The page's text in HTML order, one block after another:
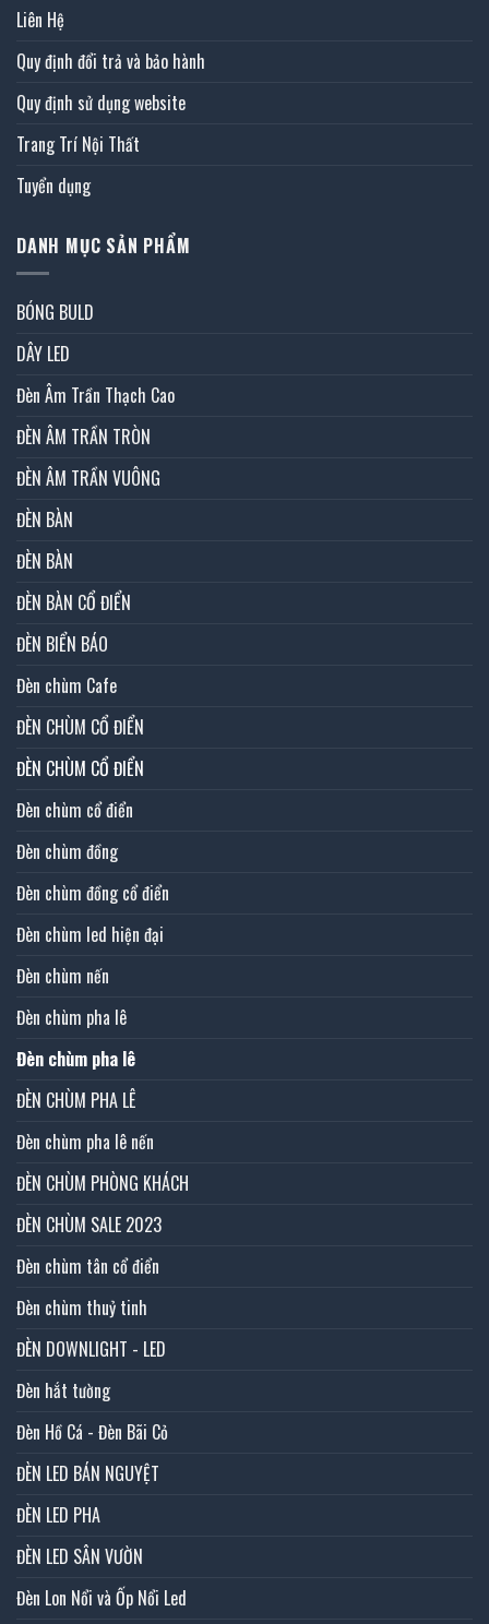
Liên Hệ
Quy định đổi trả và bảo hành
Quy định sử dụng website
Trang Trí Nội Thất
Tuyển dụng
DANH MỤC SẢN PHẨM
BÓNG BULD
DÂY LED
Đèn Âm Trần Thạch Cao
ĐÈN ÂM TRẦN TRÒN
ĐÈN ÂM TRẦN VUÔNG
ĐÈN BÀN
ĐÈN BÀN
ĐÈN BÀN CỔ ĐIỂN
ĐÈN BIỂN BÁO
Đèn chùm Cafe
ĐÈN CHÙM CỔ ĐIỂN
ĐÈN CHÙM CỔ ĐIỂN
Đèn chùm cổ điển
Đèn chùm đồng
Đèn chùm đồng cổ điển
Đèn chùm led hiện đại
Đèn chùm nến
Đèn chùm pha lê
Đèn chùm pha lê
ĐÈN CHÙM PHA LÊ
Đèn chùm pha lê nến
ĐÈN CHÙM PHÒNG KHÁCH
ĐÈN CHÙM SALE 2023
Đèn chùm tân cổ điển
Đèn chùm thuỷ tinh
ĐÈN DOWNLIGHT - LED
Đèn hắt tường
Đèn Hồ Cá - Đèn Bãi Cỏ
ĐÈN LED BÁN NGUYỆT
ĐÈN LED PHA
ĐÈN LED SÂN VƯỜN
Đèn Lon Nổi và Ốp Nổi Led